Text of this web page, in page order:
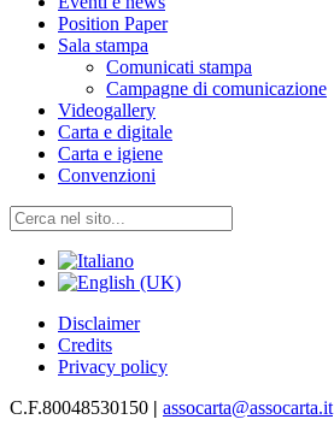
Position Paper
Sala stampa
Comunicati stampa
Campagne di comunicazione
Videogallery
Carta e digitale
Carta e igiene
Convenzioni
Disclaimer
Credits
Privacy policy
C.F.80048530150 | assocarta@assocarta.it